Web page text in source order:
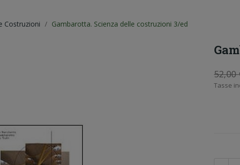
Costruzioni Gambarotta. Scienza delle costruzioni 3/ed
52,00
Tasse